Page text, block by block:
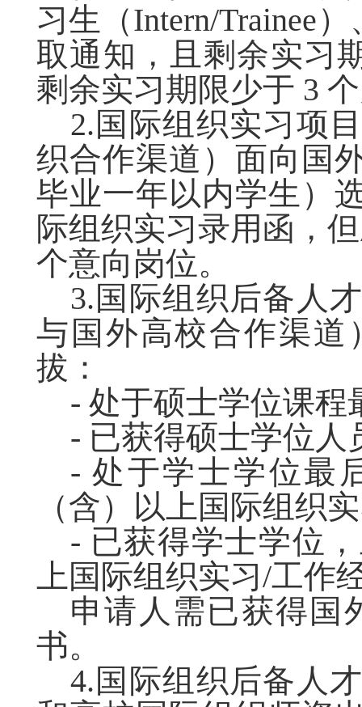
习生（Intern/Trainee
取通知，且剩余实习
剩余实习期限少于 3
2.国际组织实习项
织合作渠道）面向国
毕业一年以内学生）
际组织实习录用函，
个意向岗位。
3.国际组织后备人
与国外高校合作渠道
拔：
- 处于硕士学位课程
- 已获得硕士学位人
- 处于学士学位最
（含）以上国际组织
- 已获得学士学位
上国际组织实习/工作
申请人需已获得国
书。
4.国际组织后备人